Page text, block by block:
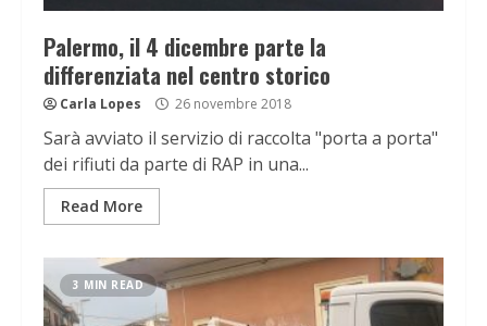
Palermo, il 4 dicembre parte la
differenziata nel centro storico
Carla Lopes 26 novembre 2018
Sarà avviato il servizio di raccolta "porta a porta"
dei rifiuti da parte di RAP in una...
Read More
3 MIN READ